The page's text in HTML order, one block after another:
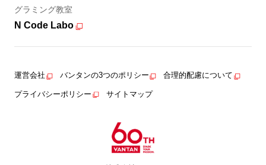
グラミング教室
N Code Labo
運営会社 バンタンの3つのポリシー 合理的配慮について
プライバシーポリシー サイトマップ